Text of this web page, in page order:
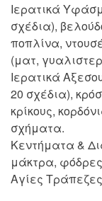
Ιερατικά
σχέδια),
ποπλίνα,
(ματ,
Ιερατικά
20 σχέδια),
κρίκους,
σχήματα.
Κεντήματα &
μάκτρα, φόδρες
Αγίες